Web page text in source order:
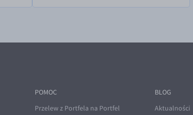
POMOC
Przelew z Portfela na Portfel
BLOG
Aktualności